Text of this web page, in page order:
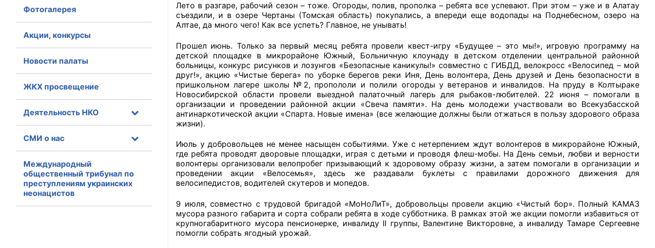
Главная
Общественные советы при территориальных органах федеральных органов
исполнительной власти
Общественные советы по проведению независимой оценки качества условий
оказания услуг
О Палате
Структура Палаты
Комиссии
Экспертный совет ОП КО
Совет ОП КО
Общественный штаб
Лето в разгаре, рабочий сезон – тоже. Огороды, полив, прополка – ребята все успевают. При этом – уже и в Алатау
съездили, и в озере Чертаны (Томская область) покупались, а впереди еще водопады на Поднебесном, озеро на
Алтае, да много чего! Как все успеть? Главное, не унывать!
Прошел июнь. Только за первый месяц ребята провели квест-игру «Будущее – это мы!», игровую программу на
детской площадке в микрорайоне Южный, Больничную клоунаду в детском отделении центральной районной
больницы, конкурс рисунков и лозунгов «Безопасные каникулы!» совместно с ГИБДД, велокросс «Велосипед – мой
друг!», акцию «Чистые берега» по уборке берегов реки Иня, День волонтера, День друзей и День безопасности в
пришкольном лагере школы №2, пропололи и полили огороды у ветеранов и инвалидов. На пруду в Колтыраке
Новосибирской области провели выездной палаточный лагерь для рыбаков-любителей. 22 июня – помогали в
организации и проведении районной акции «Свеча памяти». На день молодежи участвовали во Всекузбасской
антинаркотической акции «Спарта. Новые имена» (все желающие должны были отжаться в пользу здорового образа
жизни).
Июль у добровольцев не менее насыщен событиями. Уже с нетерпением ждут волонтеров в микрорайоне Южный,
где ребята проводят дворовые площадки, играя с детьми и проводя флеш-мобы. На День семьи, любви и верности
волонтеры организовали велопробег призывающий к здоровому образу жизни, а затем помогали в организации и
проведении акции «Велосемья», здесь же раздавали буклеты с правилами дорожного движения для
велосипедистов, водителей скутеров и мопедов.
9 июля, совместно с трудовой бригадой «МоНоЛиТ», добровольцы провели акцию «Чистый бор». Полный КАМАЗ
мусора разного габарита и сорта собрали ребята в ходе субботника. В рамках этой же акции помогли избавиться от
крупногабаритного мусора пенсионерке, инвалиду II группы, Валентине Викторовне, а инвалиду Тамаре Сергеевне
помогли собрать ягодный урожай.
Фотогалерея
Акции, конкурсы
Новости палаты
ЖКХ просвещение
Деятельность НКО
СМИ о нас
Международный
общественный трибунал по
преступлениям украинских
неонацистов